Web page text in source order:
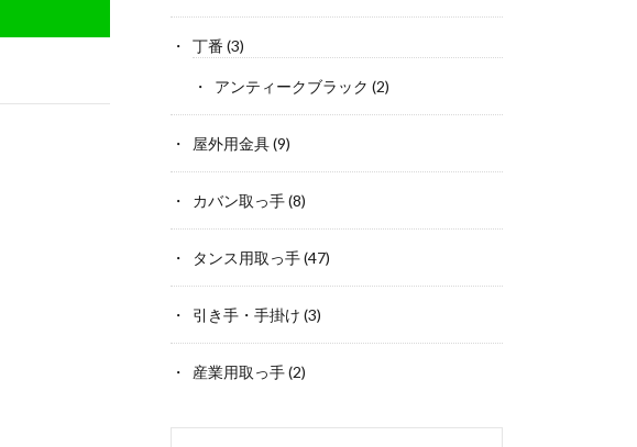
丁番 (3)
アンティークブラック (2)
屋外用金具(9)
カバン取っ手(8)
タンス用取っ手(47)
引き手・手掛け (3)
産業用取っ手(2)